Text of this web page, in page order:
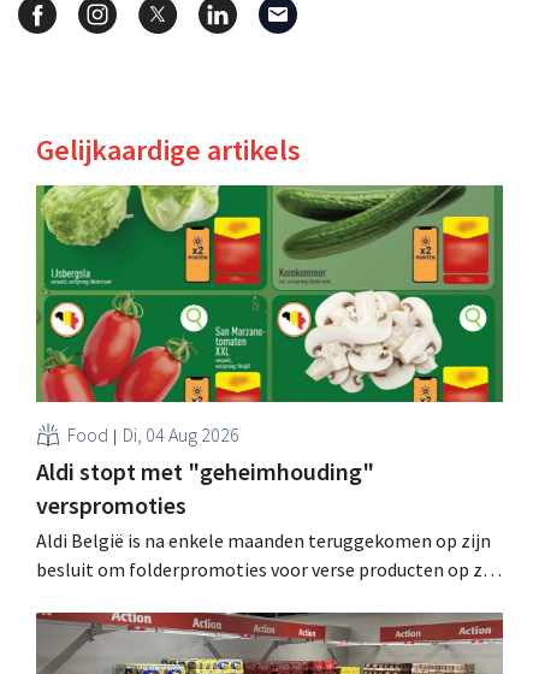
Gelijkaardige artikels
Food Di, 04 Aug 2026
Aldi stopt met "geheimhouding"
verspromoties
Aldi België is na enkele maanden teruggekomen op zijn
besluit om folderpromoties voor verse producten op zijn
werking treden: "Onze klanten willen goed
geïnformeerd worden." .